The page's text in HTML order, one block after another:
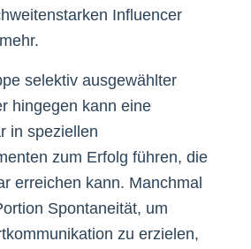
Influencer
selektiv ausgewählter
hingegen kann eine
in speziellen
zum Erfolg führen, die
erreichen kann. Manchmal
Spontaneität, um
zu erzielen,